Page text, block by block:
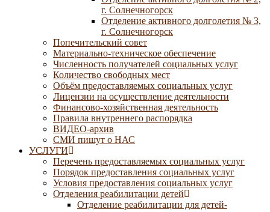
г. Солнечногорск
Отделение активного долголетия № 3,
г. Солнечногорск
Попечительский совет
Материально-техническое обеспечение
Численность получателей социальных услуг
Количество свободных мест
Объём предоставляемых социальных услуг
Лицензии на осуществление деятельности
Финансово-хозяйственная деятельность
Правила внутреннего распорядка
ВИДЕО-архив
СМИ пишут о НАС
УСЛУГИ
Перечень предоставляемых социальных услуг
Порядок предоставления социальных услуг
Условия предоставления социальных услуг
Отделения реабилитации детей
Отделение реабилитации для детей-